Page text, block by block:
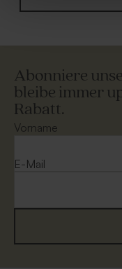
Abonniere
bleibe immer
Rabatt.
Vorname
E-Mail